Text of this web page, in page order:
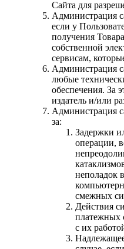
Сайта для
Администрация
если у
получения
собственной
сервисам,
Администрация
любые
обеспечения. За
издатель и/или
Администрация
за:
Задержки
операции,
неполадок
смежных
Действия
платежных
с их